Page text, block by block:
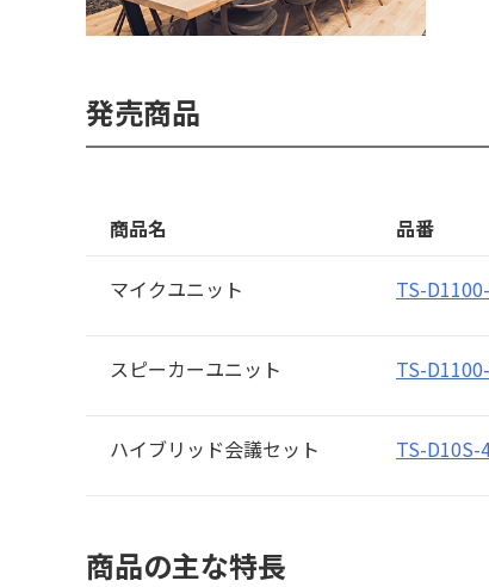
発売商品
商品名 品番
マイクユニット TS-
スピーカーユニット TS-
ハイブリッド会議セット TS-D10S-
商品の主な特長